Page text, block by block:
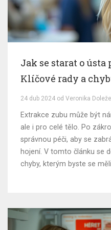
Jak se starat o
Klíčové rady a
24 dub 2024 od Veronika
Extrakce zubu může být
ale i pro celé tělo. Po
správnou péči, aby se
hojení. V tomto článku se
chyby, kterým byste se